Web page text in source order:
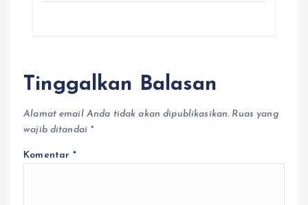
Tinggalkan Balasan
Alamat email Anda tidak akan dipublikasikan. Ruas yang
wajib ditandai *
Komentar*